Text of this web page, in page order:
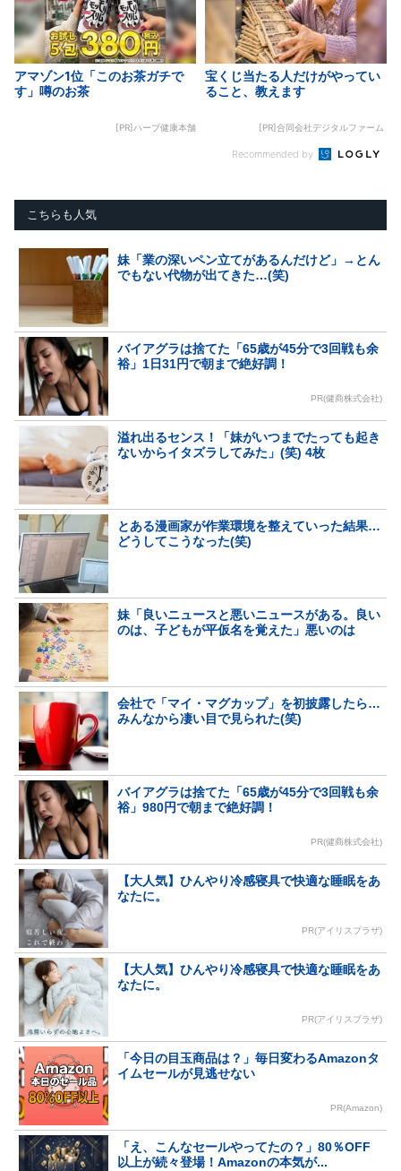
アマゾン1位「このお茶ガチで
す」噂のお茶
[PR]ハーブ健康本舗
宝くじ当たる人だけがやってい
ること、教えます
[PR]合同会社デジタルファーム
Recommended by
こちらも人気
妹「業の深いペン立てがあるんだけど」→とん
でもない代物が出てきた…(笑)
バイアグラは捨てた「65歳が45分で3回戦も余
裕」1日31円で朝まで絶好調！
PR(健商株式会社)
溢れ出るセンス！「妹がいつまでたっても起き
ないからイタズラしてみた」(笑) 4枚
とある漫画家が作業環境を整えていった結果…
どうしてこうなった(笑)
妹「良いニュースと悪いニュースがある。良い
のは、子どもが平仮名を覚えた」悪いのは
会社で「マイ・マグカップ」を初披露したら…
みんなから凄い目で見られた(笑)
バイアグラは捨てた「65歳が45分で3回戦も余
裕」980円で朝まで絶好調！
PR(健商株式会社)
【大人気】ひんやり冷感寝具で快適な睡眠をあ
なたに。
PR(アイリスプラザ)
【大人気】ひんやり冷感寝具で快適な睡眠をあ
なたに。
PR(アイリスプラザ)
「今日の目玉商品は？」毎日変わるAmazonタ
イムセールが見逃せない
PR(Amazon)
「え、こんなセールやってたの？」80％OFF
以上が続々登場！Amazonの本気が...